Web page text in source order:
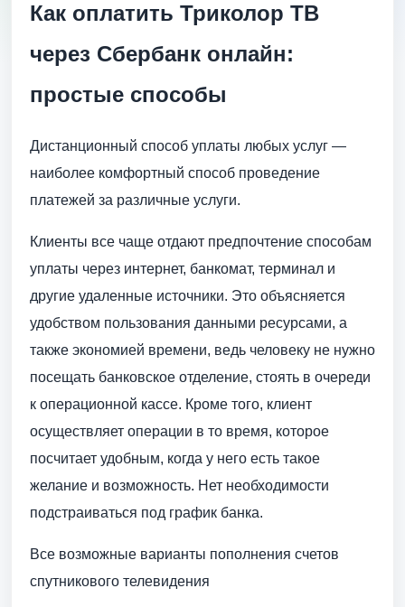
Как оплатить Триколор ТВ
через Сбербанк онлайн:
простые способы
Дистанционный способ уплаты любых услуг —
наиболее комфортный способ проведение
платежей за различные услуги.
Клиенты все чаще отдают предпочтение способам
уплаты через интернет, банкомат, терминал и
другие удаленные источники. Это объясняется
удобством пользования данными ресурсами, а
также экономией времени, ведь человеку не нужно
посещать банковское отделение, стоять в очереди
к операционной кассе. Кроме того, клиент
осуществляет операции в то время, которое
посчитает удобным, когда у него есть такое
желание и возможность. Нет необходимости
подстраиваться под график банка.
Все возможные варианты пополнения счетов
спутникового телевидения